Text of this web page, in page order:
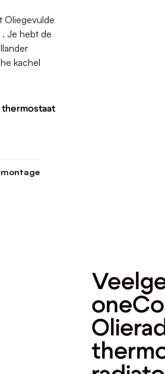
Oliegevulde
Je hebt de
kachel